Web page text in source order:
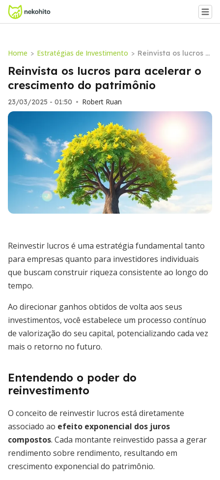
Home > Estratégias de Investimento > Reinvista os lucros p
ara acelerar o cresci
mento do patrimôni
o
Reinvista os lucros para acelerar o
crescimento do patrimônio
23/03/2025 - 01:50 • Robert Ruan
Reinvestir lucros é uma estratégia fundamental tanto
para empresas quanto para investidores individuais
que buscam construir riqueza consistente ao longo do
tempo.
Ao direcionar ganhos obtidos de volta aos seus
investimentos, você estabelece um processo contínuo
de valorização do seu capital, potencializando cada vez
mais o retorno no futuro.
Entendendo o poder do
reinvestimento
O conceito de reinvestir lucros está diretamente
associado ao efeito exponencial dos juros
compostos. Cada montante reinvestido passa a gerar
rendimento sobre rendimento, resultando em
crescimento exponencial do patrimônio.